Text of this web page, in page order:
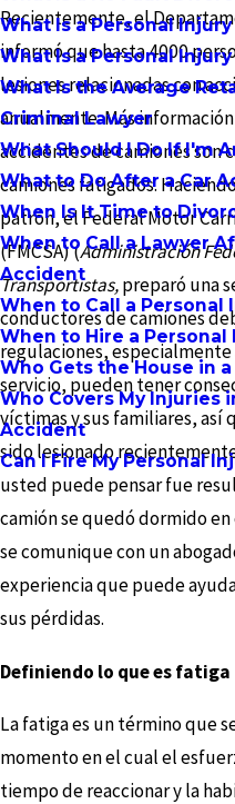
What Is a Personal
What Is a Personal
What Is the Average
Criminal Lawyer
What Should I Do If I'm
What to Do After a Car
When Is It Time to
When to Call a Lawyer
Accident
When to Call a Personal
When to Hire a Personal
Who Gets the House in
Who Covers My Injuries
Accident
Can I Fire My Personal
Recientemente, el
informó que hasta 4000
lesiones relacionadas con
anualmente. Más
accidentes de camiones son
camiones fatigados.
patrón, el Federal Motor
(FMCSA) (Administración
Transportistas,preparó una
conductores de camiones
regulaciones,
servicio, pueden tener
víctimas y sus familiares, así
sido lesionado
usted puede pensar fue
camión se quedó dormido
se comunique con un
experiencia que puede
sus pérdidas.
Definiendo lo que es fatiga
La fatiga es un término que
momento en el cual el
tiempo de reaccionar y la